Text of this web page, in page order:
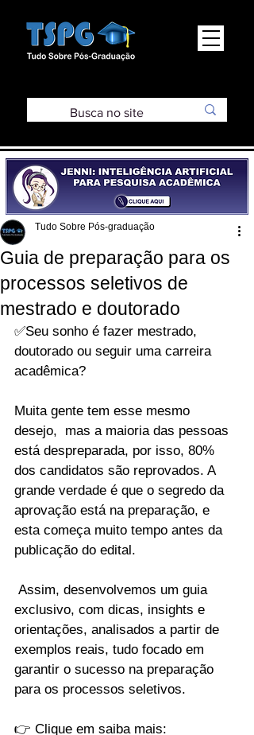
Guia de preparação para os
processos seletivos de
mestrado e doutorado
Tudo Sobre Pós-graduação
✅Seu sonho é fazer mestrado,
doutorado ou seguir uma carreira
acadêmica?
Muita gente tem esse mesmo
desejo,  mas a maioria das pessoas
está despreparada, por isso, 80%
dos candidatos são reprovados. A
grande verdade é que o segredo da
aprovação está na preparação, e
esta começa muito tempo antes da
publicação do edital.
exclusivo, com dicas, insights e
orientações, analisados a partir de
exemplos reais, tudo focado em
garantir o sucesso na preparação
para os processos seletivos.
👉 Clique em saiba mais: